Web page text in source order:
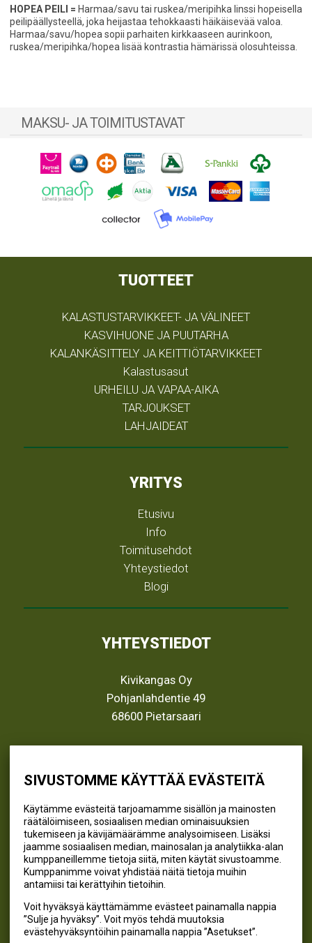
SIVUSTOMME KÄYTTÄÄ EVÄSTEITÄ
Käytämme evästeitä tarjoamamme sisällön ja mainosten
räätälöimiseen, sosiaalisen median ominaisuuksien
tukemiseen ja kävijämäärämme analysoimiseen. Lisäksi
jaamme sosiaalisen median, mainosalan ja analytiikka-alan
kumppaneillemme tietoja siitä, miten käytät sivustoamme.
Kumppanimme voivat yhdistää näitä tietoja muihin
antamiisi tai kerättyihin tietoihin.
Voit hyväksyä käyttämämme evästeet painamalla nappia
”Sulje ja hyväksy”. Voit myös tehdä muutoksia
evästehyväksyntöihin painamalla nappia ”Asetukset”.
HOPEA PEILI = Harmaa/savu tai ruskea/meripihka linssi hopeisella
peilipäällysteellä, joka heijastaa tehokkaasti häikäisevää valoa.
Harmaa/savu/hopea sopii parhaiten kirkkaaseen aurinkoon,
ruskea/meripihka/hopea lisää kontrastia hämärissä olosuhteissa.
MAKSU- JA TOIMITUSTAVAT
TUOTTEET
KALASTUSTARVIKKEET- JA VÄLINEET
KASVIHUONE JA PUUTARHA
KALANKÄSITTELY JA KEITTIÖTARVIKKEET
Kalastusasut
URHEILU JA VAPAA-AIKA
TARJOUKSET
LAHJAIDEAT
YRITYS
Etusivu
Info
Toimitusehdot
Yhteystiedot
Blogi
YHTEYSTIEDOT
Kivikangas Oy
Pohjanlahdentie 49
68600 Pietarsaari
(06) 781 2900
SEURAA MEITÄ
@kivikangaskalastus
@kivikangaskasvihuoneet
@kivikangas_kalastus
@kivikangaskasvihuoneet
Kivikangas Oy